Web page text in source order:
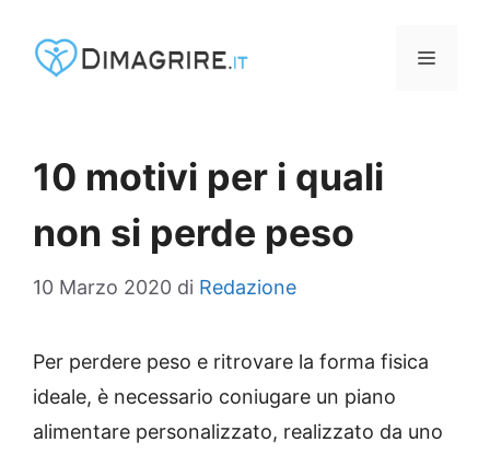
MENU
10 motivi per i quali
non si perde peso
10 Marzo 2020 di Redazione
Per perdere peso e ritrovare la forma fisica
ideale, è necessario coniugare un piano
alimentare personalizzato, realizzato da uno